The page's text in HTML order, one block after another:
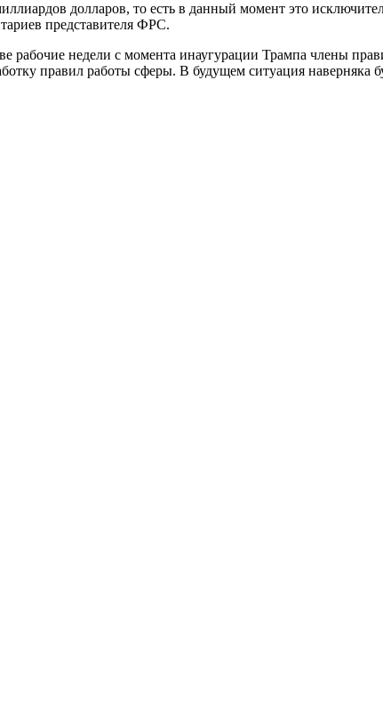
долларов, то есть в данный момент это
представителя ФРС.
недели с момента инаугурации Трампа члены
правил работы сферы. В будущем ситуация наверняка